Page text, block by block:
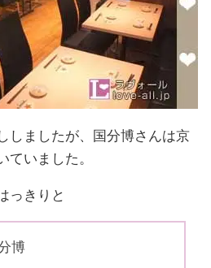
しましたが、国分博さんは京
ていました。
っきりと
博